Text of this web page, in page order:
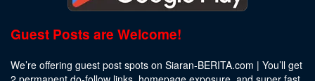
Guest Posts are Welcome!
We’re offering guest post spots on Siaran-BERITA.com | You’ll get